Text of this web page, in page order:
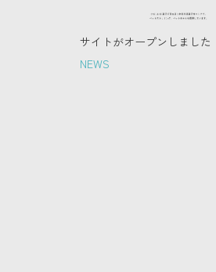
サイトがオープンしました
NEWS